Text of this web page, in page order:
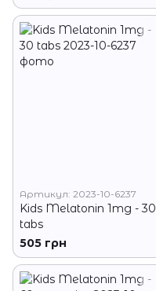
Артикул: 2023-10-6237
Kids Melatonin 1mg - 30
tabs
505 грн